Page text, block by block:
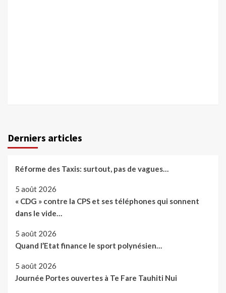
Derniers articles
Réforme des Taxis: surtout, pas de vagues…
5 août 2026
« CDG » contre la CPS et ses téléphones qui sonnent
dans le vide…
5 août 2026
Quand l’Etat finance le sport polynésien…
5 août 2026
Journée Portes ouvertes à Te Fare Tauhiti Nui